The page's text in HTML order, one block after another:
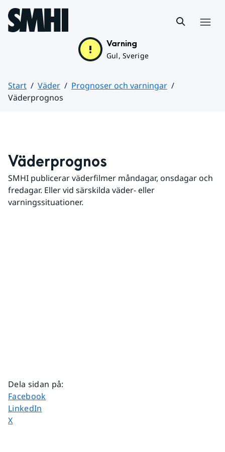
Hoppa till sidans innehåll
Varning
Gul, Sverige
Start Väder
Prognoser och varningar
Väderprognos
Väderprognos
SMHI publicerar väderfilmer måndagar, onsdagar och
fredagar. Eller vid särskilda väder- eller
varningssituationer.
Dela sidan på:
Dela sidan på
Facebook
Dela sidan på
LinkedIn
Dela sidan på
X